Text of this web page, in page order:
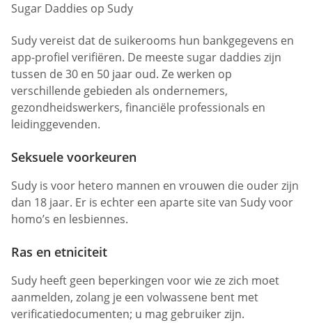
Sugar Daddies op Sudy
Sudy vereist dat de suikerooms hun bankgegevens en
app-profiel verifiëren. De meeste sugar daddies zijn
tussen de 30 en 50 jaar oud. Ze werken op
verschillende gebieden als ondernemers,
gezondheidswerkers, financiële professionals en
leidinggevenden.
Seksuele voorkeuren
Sudy is voor hetero mannen en vrouwen die ouder zijn
dan 18 jaar. Er is echter een aparte site van Sudy voor
homo’s en lesbiennes.
Ras en etniciteit
Sudy heeft geen beperkingen voor wie ze zich moet
aanmelden, zolang je een volwassene bent met
verificatiedocumenten; u mag gebruiker zijn.